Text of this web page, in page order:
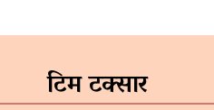
टिम टक्सार